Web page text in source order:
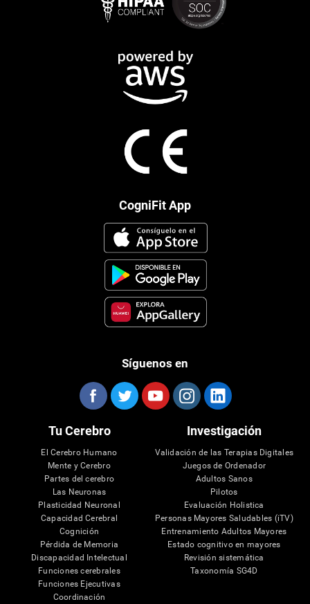
CogniFit App
Síguenos en
Tu Cerebro
El Cerebro Humano
Mente y Cerebro
Partes del cerebro
Las Neuronas
Plasticidad Neuronal
Capacidad Cerebral
Cognición
Pérdida de Memoria
Discapacidad Intelectual
Funciones cerebrales
Funciones Ejecutivas
Coordinación
Investigación
Validación de las Terapias Digitales
Juegos de Ordenador
Adultos Sanos
Pilotos
Evaluación Holistica
Personas Mayores Saludables (iTV)
Entrenamiento Adultos Mayores
Estado cognitivo en mayores
Revisión sistemática
Taxonomía SG4D